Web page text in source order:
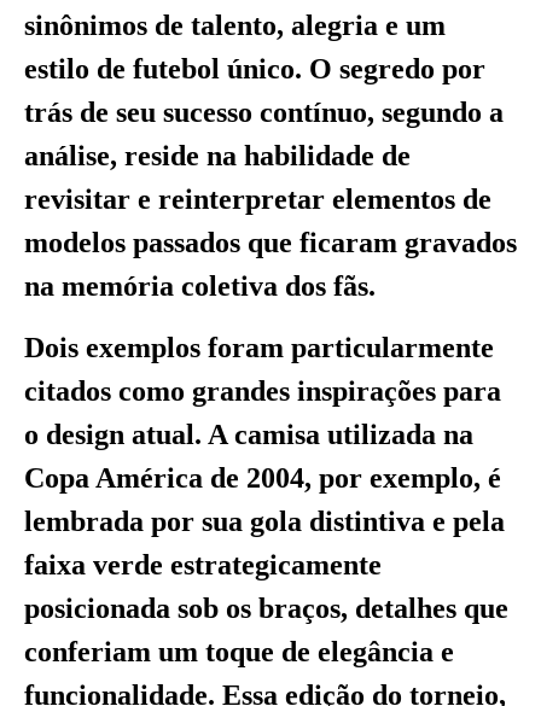
sinônimos de talento, alegria e um
estilo de futebol único. O segredo por
trás de seu sucesso contínuo, segundo a
análise, reside na habilidade de
revisitar e reinterpretar elementos de
modelos passados que ficaram gravados
na memória coletiva dos fãs.
Dois exemplos foram particularmente
citados como grandes inspirações para
o design atual. A camisa utilizada na
Copa América de 2004, por exemplo, é
lembrada por sua gola distintiva e pela
faixa verde estrategicamente
posicionada sob os braços, detalhes que
conferiam um toque de elegância e
funcionalidade. Essa edição do torneio,